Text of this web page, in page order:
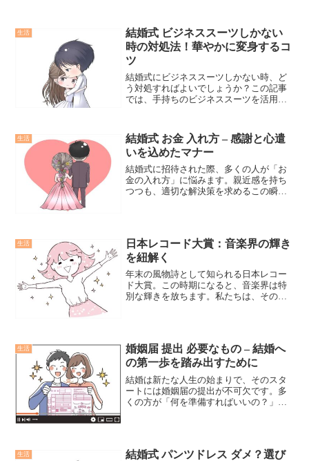
生活
結婚式 ビジネススーツしかない
時の対処法！華やかに変身するコ
ツ
結婚式にビジネススーツしかない時、ど
う対処すればよいでしょうか？この記事
では、手持ちのビジネススーツを活用
ら小物使いまで、ポイントを押さえてご
紹介します。
生活
結婚式 お金 入れ方 – 感謝と心遣
いを込めたマナー
結婚式に招待された際、多くの人が「お
金の入れ方」に悩みます。親近感を持ち
つつも、適切な解決策を求めるこの瞬
生活
日本レコード大賞：音楽界の輝き
を紐解く
年末の風物詩として知られる日本レコー
ド大賞。この時期になると、音楽界は特
別な輝きを放ちます。私たちは、その魅
生活
婚姻届 提出 必要なもの – 結婚へ
の第一歩を踏み出すために
結婚は新たな人生の始まりで、そのスタ
ートには婚姻届の提出が不可欠です。多
くの方が「何を準備すればいいの？」と
生活
結婚式 パンツドレス ダメ？選び